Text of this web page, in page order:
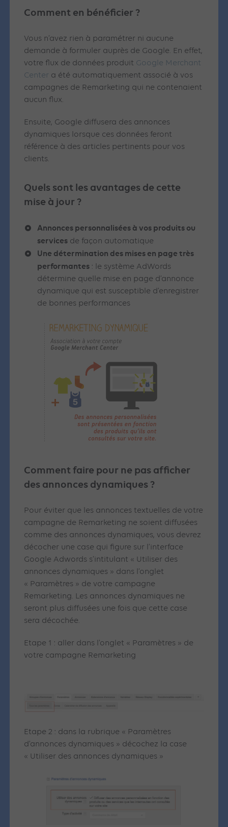
Comment en bénéficier ?
Vous n’avez rien à paramétrer ni aucune
demande à formuler auprès de Google. En effet,
votre flux de données produit Google Merchant
Center a été automatiquement associé à vos
campagnes de Remarketing qui ne contenaient
aucun flux.
Ensuite, Google diffusera des annonces
dynamiques lorsque ces données feront
référence à des articles pertinents pour vos
clients.
Quels sont les avantages de cette
mise à jour ?
Annonces personnalisées à vos produits ou
services de façon automatique
Une détermination des mises en page très
performantes : le système AdWords
détermine quelle mise en page d’annonce
dynamique qui est susceptible d’enregistrer
de bonnes performances
Comment faire pour ne pas afficher
des annonces dynamiques ?
Pour éviter que les annonces textuelles de votre
campagne de Remarketing ne soient diffusées
comme des annonces dynamiques, vous devrez
décocher une case qui figure sur l’interface
Google Adwords s’intitulant « Utiliser des
annonces dynamiques » dans l’onglet
« Paramètres » de votre campagne
Remarketing. Les annonces dynamiques ne
seront plus diffusées une fois que cette case
sera décochée.
Etape 1 : aller dans l’onglet « Paramètres » de
votre campagne Remarketing
Etape 2 : dans la rubrique « Paramètres
d’annonces dynamiques » décochez la case
« Utiliser des annonces dynamiques »